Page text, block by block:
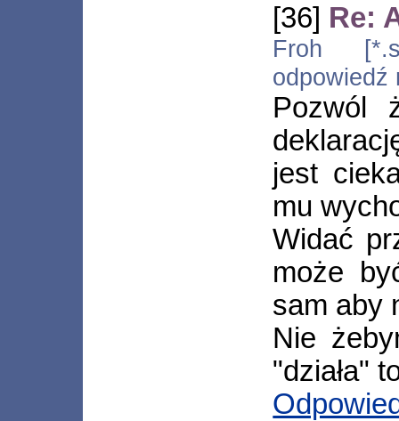
[36] Re:
Froh
Pozwól
jest
mu
Widać
może
sam aby
Nie
"działa"